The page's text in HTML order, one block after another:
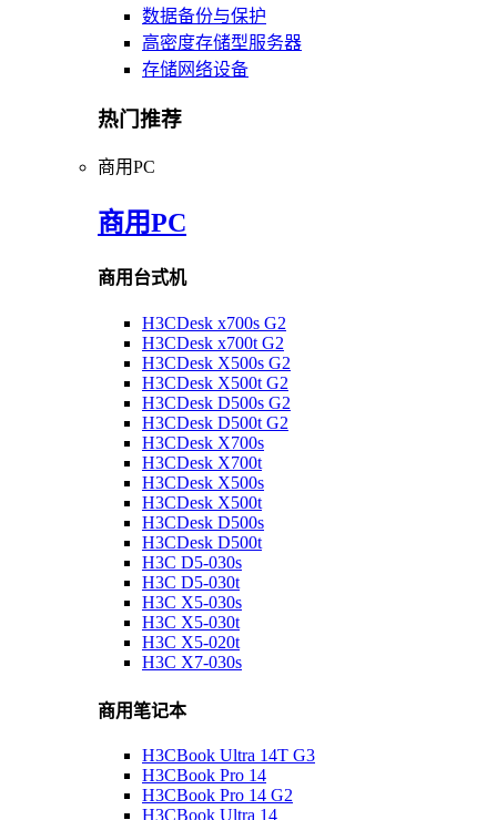
数据备份与保护
高密度存储型服务器
存储网络设备
热门推荐
商用PC
商用PC
商用台式机
H3CDesk x700s G2
H3CDesk x700t G2
H3CDesk X500s G2
H3CDesk X500t G2
H3CDesk D500s G2
H3CDesk D500t G2
H3CDesk X700s
H3CDesk X700t
H3CDesk X500s
H3CDesk X500t
H3CDesk D500s
H3CDesk D500t
H3C D5-030s
H3C D5-030t
H3C X5-030s
H3C X5-030t
H3C X5-020t
H3C X7-030s
商用笔记本
H3CBook Ultra 14T G3
H3CBook Pro 14
H3CBook Pro 14 G2
H3CBook Ultra 14